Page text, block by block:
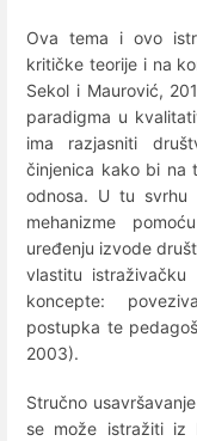
Ova tema i ovo
kritičke teorije i na
Sekol i Maurović,
paradigma u
ima razjasniti
činjenica kako bi na
odnosa. U tu svrhu
mehanizme
uređenju izvode
vlastitu istraživačku
koncepte:
postupka te
2003).
Stručno
se može istražiti iz